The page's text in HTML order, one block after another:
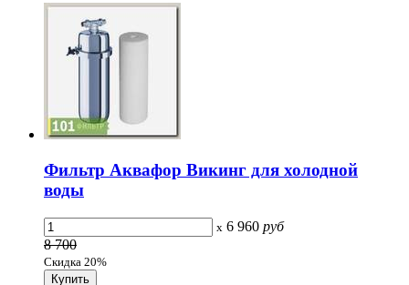
Фильтр Аквафор Викинг для холодной
воды
x 6 960 руб
8 700
Скидка 20%